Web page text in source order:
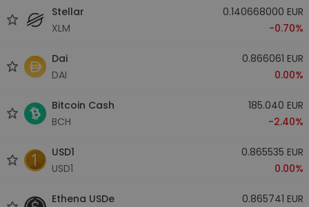
Stellar
XLM
0.140668000 EUR
-0.70%
Dai
DAI
0.866061 EUR
0.00%
Bitcoin Cash
BCH
185.040 EUR
-2.40%
USD1
USD1
0.865535 EUR
0.00%
Ethena USDe
0.865741 EUR